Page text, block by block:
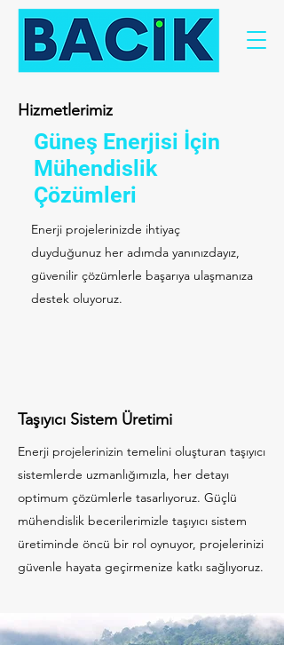
Hizmetlerimiz
Güneş Enerjisi İçin
Mühendislik
Çözümleri
Enerji projelerinizde ihtiyaç
duyduğunuz her adımda yanınızdayız,
güvenilir çözümlerle başarıya ulaşmanıza
destek oluyoruz.
Taşıyıcı Sistem Üretimi
Enerji projelerinizin temelini oluşturan taşıyıcı
sistemlerde uzmanlığımızla, her detayı
optimum çözümlerle tasarlıyoruz. Güçlü
mühendislik becerilerimizle taşıyıcı sistem
üretiminde öncü bir rol oynuyor, projelerinizi
güvenle hayata geçirmenize katkı sağlıyoruz.